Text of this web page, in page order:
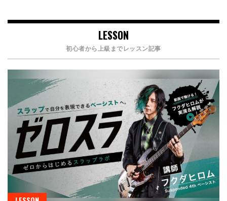
LESSON
初心者から上級までレッスン記事